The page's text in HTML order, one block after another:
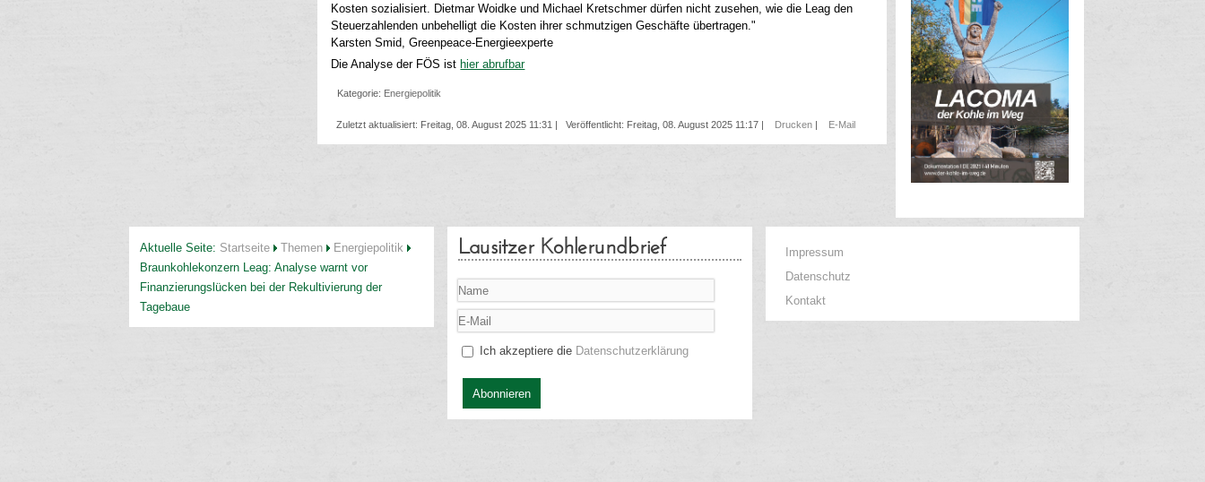
Kosten sozialisiert. Dietmar Woidke und Michael Kretschmer dürfen nicht zusehen, wie die Leag den
Steuerzahlenden unbehelligt die Kosten ihrer schmutzigen Geschäfte übertragen."
Karsten Smid, Greenpeace-Energieexperte
Die Analyse der FÖS isthier abrufbar
Kategorie: Energiepolitik
Zuletzt aktualisiert: Freitag, 08. August 2025 11:31 | Veröffentlicht: Freitag, 08. August 2025 11:17 | Drucken | E-Mail
Aktuelle Seite: Startseite Themen
Energiepolitik
Braunkohlekonzern Leag: Analyse warnt vor
Finanzierungslücken bei der Rekultivierung der
Tagebaue
Lausitzer Kohlerundbrief
Ich akzeptiere die Datenschutzerklärung
Abonnieren
Impressum
Datenschutz
Kontakt